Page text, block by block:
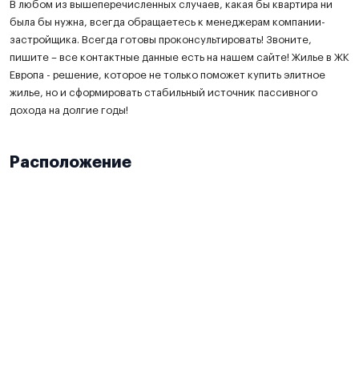
В любом из вышеперечисленных случаев, какая бы квартира ни
была бы нужна, всегда обращаетесь к менеджерам компании-
застройщика. Всегда готовы проконсультировать! Звоните,
пишите – все контактные данные есть на нашем сайте! Жилье в ЖК
Европа - решение, которое не только поможет купить элитное
жилье, но и сформировать стабильный источник пассивного
дохода на долгие годы!
Расположение